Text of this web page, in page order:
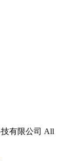
技有限公司 All